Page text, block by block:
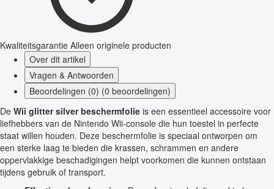
Kwaliteitsgarantie Alleen originele producten
Over dit artikel
Vragen & Antwoorden
Beoordelingen (0) (0 beoordelingen)
De Wii glitter silver beschermfolie is een essentieel accessoire voor
liefhebbers van de Nintendo Wii-console die hun toestel in perfecte
staat willen houden. Deze beschermfolie is speciaal ontworpen om
een sterke laag te bieden die krassen, schrammen en andere
oppervlakkige beschadigingen helpt voorkomen die kunnen ontstaan
tijdens gebruik of transport.